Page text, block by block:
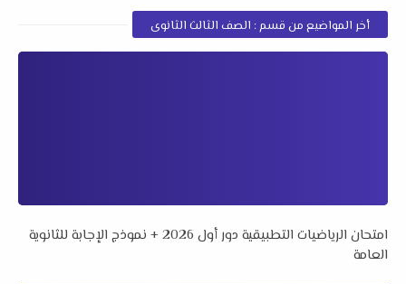
أخر المواضيع من قسم : الصف الثالث الثانوى
امتحان الرياضيات التطبيقية دور أول 2026 + نموذج الإجابة للثانوية
العامة